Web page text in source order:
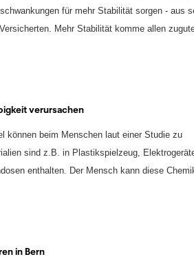
für mehr Stabilität sorgen - aus
Mehr Stabilität komme allen
verursachen
können beim Menschen laut einer Studie zu
sind z.B. in Plastikspielzeug,
enthalten. Der Mensch kann diese
in Bern
NEWSLETTER
Anmeldung
Melde dich kostenlos für
erhalte einmal pro Woche
und News aus der Welt